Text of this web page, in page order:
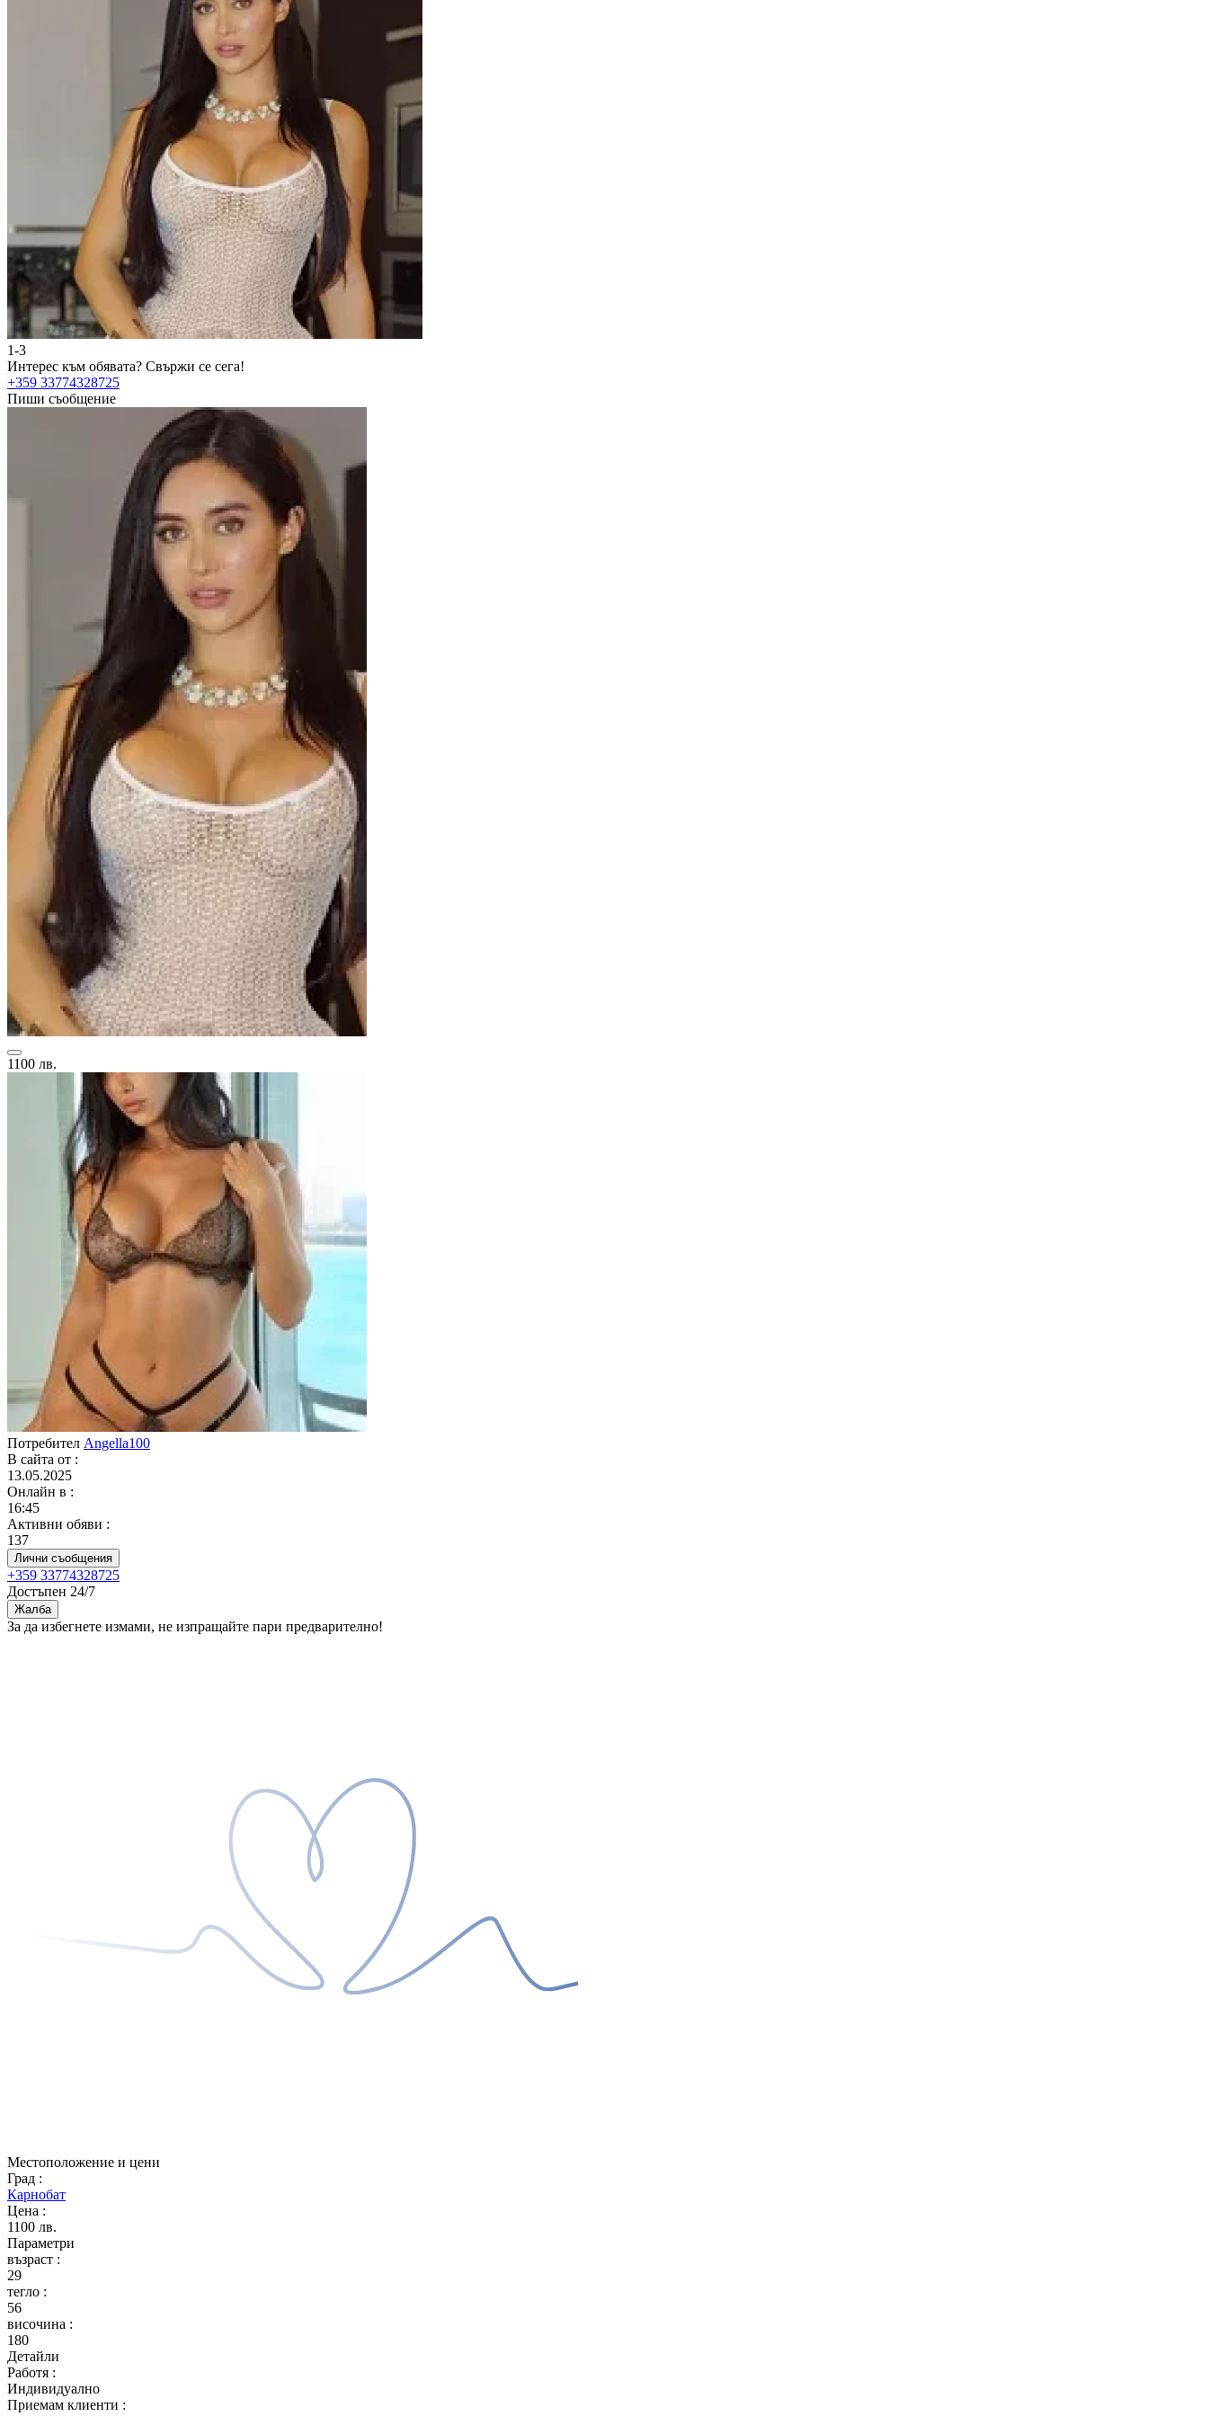
1-3
Интерес към обявата? Свържи се сега!
+359 33774328725
Пиши съобщение
1100 лв.
Потребител Angella100
В сайта от :
13.05.2025
Онлайн в :
16:45
Активни обяви :
137
Лични съобщения
+359 33774328725
Достъпен 24/7
Жалба
За да избегнете измами, не изпращайте пари предварително!
Местоположение и цени
Град :
Карнобат
Цена :
1100 лв.
Параметри
възраст :
29
тегло :
56
височина :
180
Детайли
Работя :
Индивидуално
Приемам клиенти :